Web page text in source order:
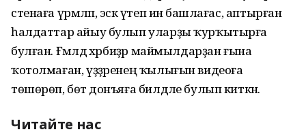
стенаға үрмәләп, эскә үтеп инә башлағас, аптырған
һалдаттар айыу булып уларҙы ҡурҡытырға
булған. Ғәмәлдә хәрбиҙәр маймылдарҙан ғына
ҡотолмаған, үҙҙәренең ҡылығын видеоға
төшөрөп, бөтә донъяға билдәле булып киткән.
Читайте нас